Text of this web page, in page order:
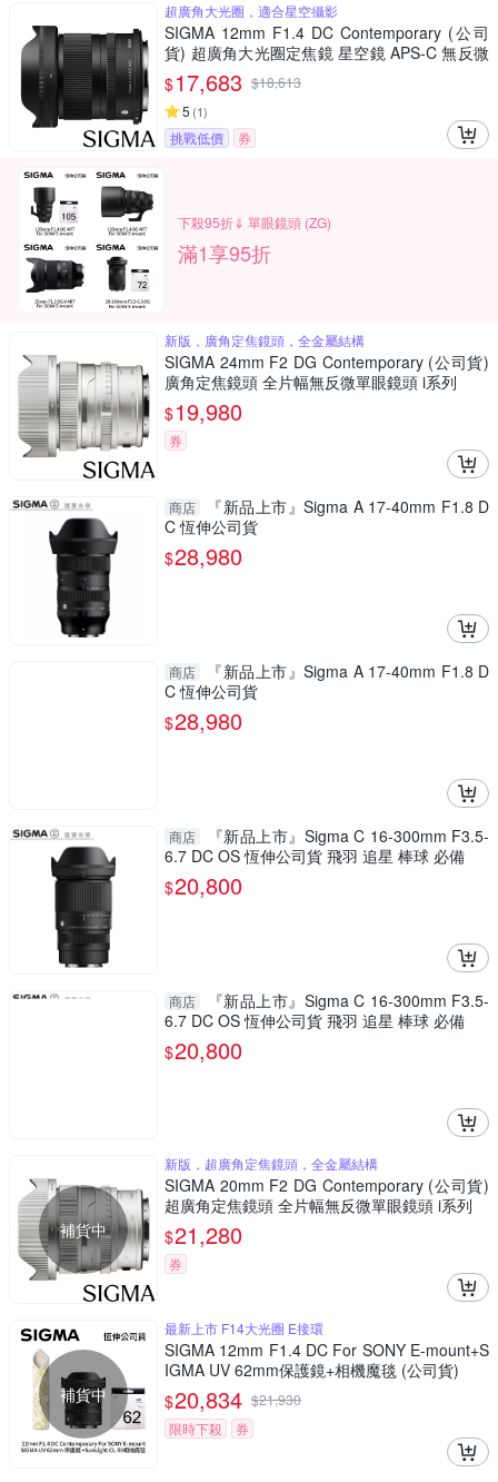
超廣角大光圈，適合星空攝影
SIGMA 12mm F1.4 DC Contemporary (公司
貨) 超廣角大光圈定焦鏡 星空鏡 APS-C 無反微
單眼專用鏡頭
$17,683 $18,613
5 (1)
挑戰低價 券
下殺95折⇓ 單眼鏡頭 (ZG)
滿1享95折
新版，廣角定焦鏡頭，全金屬結構
SIGMA 24mm F2 DG Contemporary (公司貨)
廣角定焦鏡頭 全片幅無反微單眼鏡頭 i系列
$19,980
券
商店
『新品上市』Sigma A 17-40mm F1.8 D
C 恆伸公司貨
$28,980
商店
『新品上市』Sigma A 17-40mm F1.8 D
C 恆伸公司貨
$28,980
商店
『新品上市』Sigma C 16-300mm F3.5-
6.7 DC OS 恆伸公司貨 飛羽 追星 棒球 必備
$20,800
商店
『新品上市』Sigma C 16-300mm F3.5-
6.7 DC OS 恆伸公司貨 飛羽 追星 棒球 必備
$20,800
補貨中
新版，超廣角定焦鏡頭，全金屬結構
SIGMA 20mm F2 DG Contemporary (公司貨)
超廣角定焦鏡頭 全片幅無反微單眼鏡頭 i系列
$21,280
券
補貨中
最新上市 F14大光圈 E接環
SIGMA 12mm F1.4 DC For SONY E-mount+S
IGMA UV 62mm保護鏡+相機魔毯 (公司貨)
$20,834 $21,930
限時下殺
券